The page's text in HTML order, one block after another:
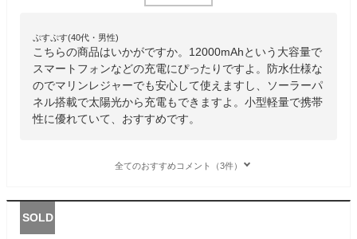
ぷすぷす(40代・男性)
こちらの商品はいかがですか。12000mAhという大容量で
スマートフォンなどの充電にぴったりですよ。防水仕様な
のでマリンレジャーでも安心して使えますし、ソーラーパ
ネル搭載で太陽光から充電もできますよ。小型軽量で携帯
性に優れていて、おすすめです。
全てのおすすめコメント（3件）
SOLD